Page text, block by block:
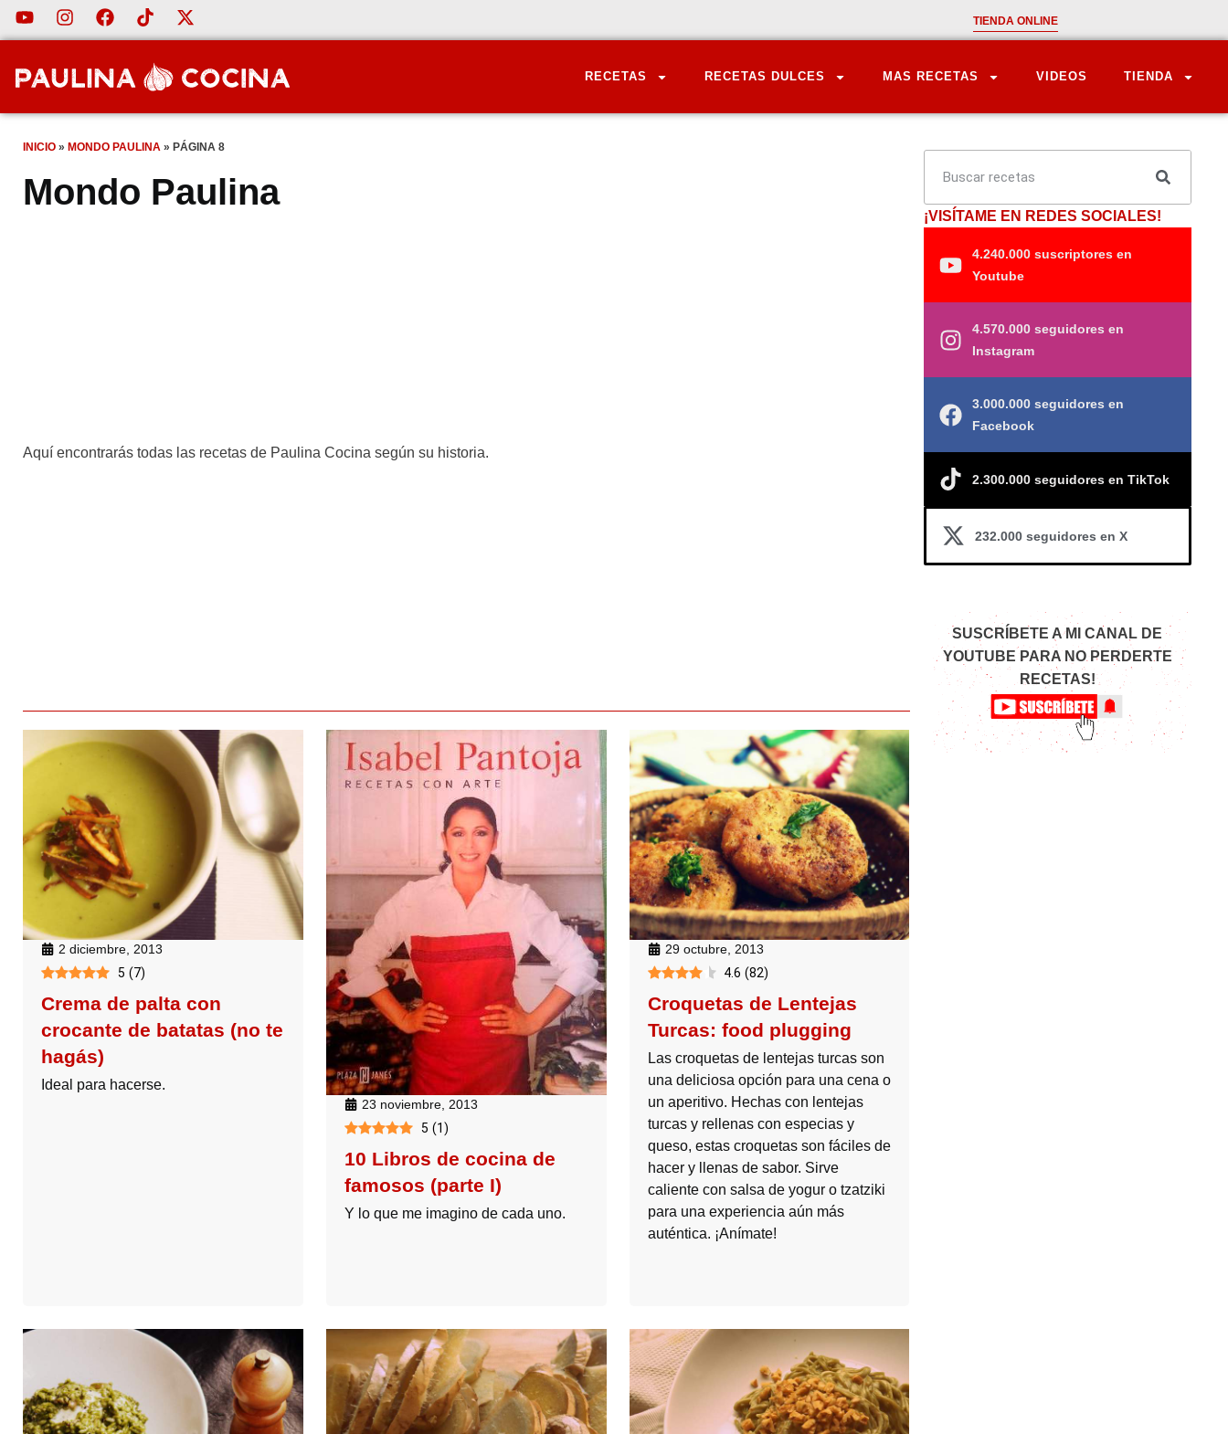
TIENDA ONLINE
RECETAS RECETAS DULCES MAS RECETAS VIDEOS TIENDA
INICIO » MONDO PAULINA » PÁGINA 8
Mondo Paulina
Aquí encontrarás todas las recetas de Paulina Cocina según su historia.
2 diciembre, 2013
5 (7)
Crema de palta con
crocante de batatas (no te
hagás)
Ideal para hacerse.
23 noviembre, 2013
5 (1)
10 Libros de cocina de
famosos (parte I)
Y lo que me imagino de cada uno.
29 octubre, 2013
4.6 (82)
Croquetas de Lentejas
Turcas: food plugging
Las croquetas de lentejas turcas son
una deliciosa opción para una cena o
un aperitivo. Hechas con lentejas
turcas y rellenas con especias y
queso, estas croquetas son fáciles de
hacer y llenas de sabor. Sirve
caliente con salsa de yogur o tzatziki
para una experiencia aún más
auténtica. ¡Anímate!
¡VISÍTAME EN REDES SOCIALES!
4.240.000 suscriptores en
Youtube
4.570.000 seguidores en
Instagram
3.000.000 seguidores en
Facebook
2.300.000 seguidores en TikTok
232.000 seguidores en X
SUSCRÍBETE A MI CANAL DE
YOUTUBE PARA NO PERDERTE
RECETAS!